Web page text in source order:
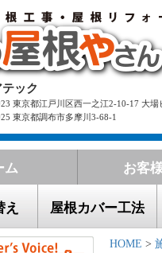
ック
東京都江戸川区西一之江2-10-17 大場
東京都調布市多摩川3-68-1
ム お客
え 屋根カバー工法
HOME >